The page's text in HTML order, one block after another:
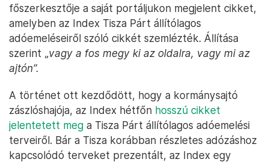
főszerkesztője a saját portáljukon megjelent cikket,
amelyben az Index Tisza Párt állítólagos
adóemeléseiről szóló cikkét szemlézték. Állítása
szerint „vagy a fos megy ki az oldalra, vagy mi az
ajtón”.
A történet ott kezdődött, hogy a kormánysajtó
zászlóshajója, az Index hétfőn hosszú cikket
jelentetett meg a Tisza Párt állítólagos adóemelési
terveiről. Bár a Tisza korábban részletes adózáshoz
kapcsolódó terveket prezentált, az Index egy